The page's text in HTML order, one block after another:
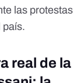
las protestas
país.
real de la